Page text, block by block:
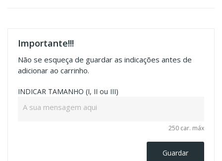
Importante!!!
Não se esqueça de guardar as indicações antes de
adicionar ao carrinho.
INDICAR TAMANHO (I, II ou III)
250 car. máx
Guardar